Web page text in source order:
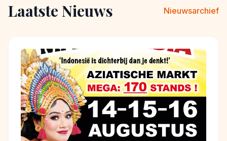
Laatste Nieuws Nieuwsarchief